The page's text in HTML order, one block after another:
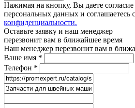
Нажимая на кнопку, Вы даете согласие
персональных данных и соглашаетесь с
конфиденциальности.
Оставьте заявку и наш менеджер
перезвонит вам в ближайшее время
Наш менеджер перезвонит вам в
Ваше имя *
Телефон *